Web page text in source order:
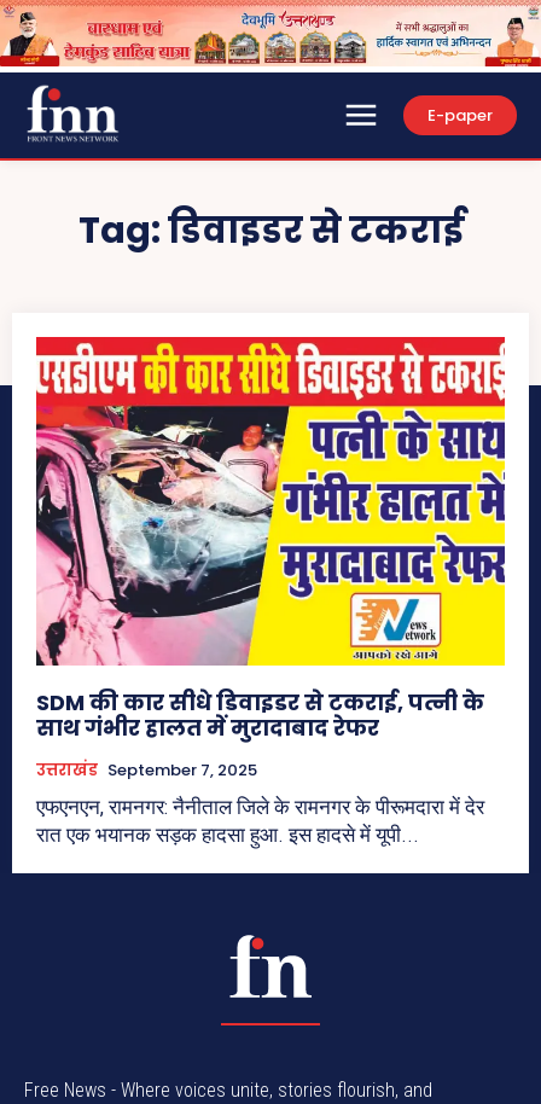
E-paper
Tag:डिवाइडर से टकराई
SDM की कार सीधे डिवाइडर से टकराई, पत्नी के
साथ गंभीर हालत में मुरादाबाद रेफर
उत्तराखंड September 7, 2025
एफएनएन, रामनगर: नैनीताल जिले के रामनगर के पीरूमदारा में देर
रात एक भयानक सड़क हादसा हुआ. इस हादसे में यूपी...
Free News - Where voices unite, stories flourish, and